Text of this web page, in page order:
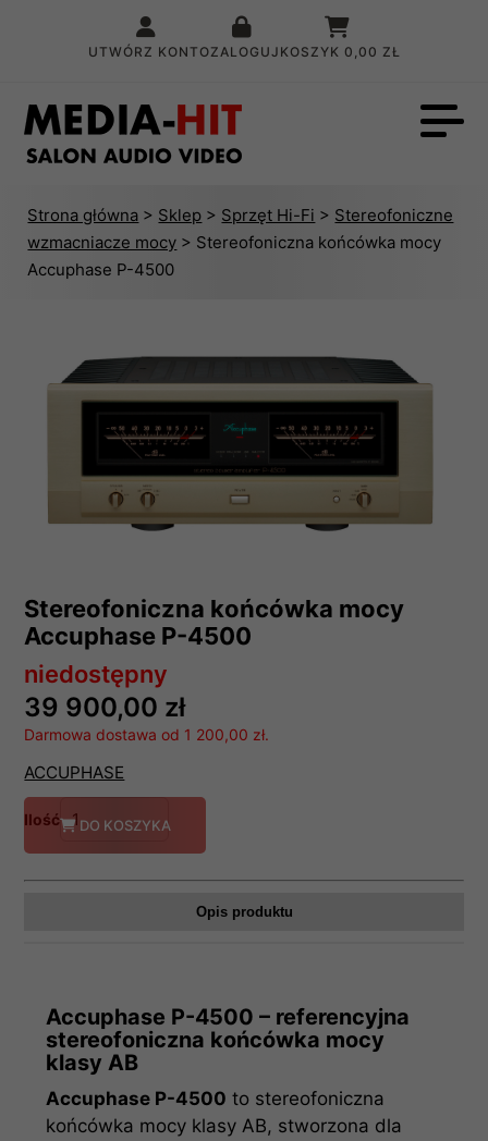
UTWÓRZ KONTOZALOGUJ KOSZYK 0,00 ZŁ
Strona główna > Sklep > Sprzęt Hi-Fi > Stereofoniczne
wzmacniacze mocy > Stereofoniczna końcówka mocy
Accuphase P-4500
Stereofoniczna końcówka mocy
Accuphase P-4500
niedostępny
39 900,00 zł
Darmowa dostawa od 1 200,00 zł.
ACCUPHASE
Ilość DO KOSZYKA
Opis produktu
Accuphase P-4500 – referencyjna
stereofoniczna końcówka mocy
klasy AB
Accuphase P-4500 to stereofoniczna
końcówka mocy klasy AB, stworzona dla